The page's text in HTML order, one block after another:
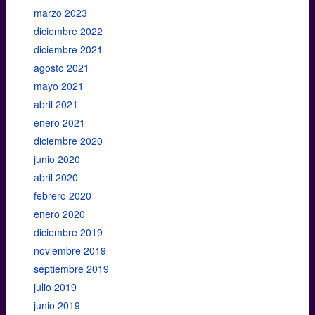
marzo 2023
diciembre 2022
diciembre 2021
agosto 2021
mayo 2021
abril 2021
enero 2021
diciembre 2020
junio 2020
abril 2020
febrero 2020
enero 2020
diciembre 2019
noviembre 2019
septiembre 2019
julio 2019
junio 2019